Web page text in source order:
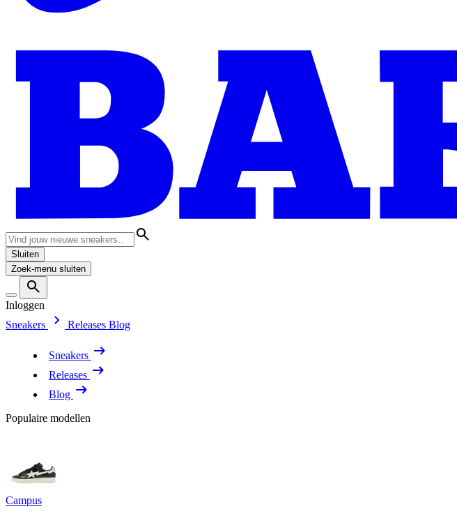
Sluiten
Zoek-menu sluiten
Inloggen
Sneakers
Releases Blog
Sneakers
Releases
Blog
Populaire modellen
Campus